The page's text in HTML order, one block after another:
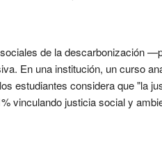
de la descarbonización
En una institución, un curso
estudiantes considera que "la
vinculando justicia social y